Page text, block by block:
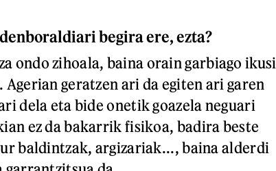
begira ere, ezta?
ondo zihoala, baina orain garbiago ikusi
geratzen ari da egiten ari garen
dela eta bide onetik goazela neguari
ez da bakarrik fisikoa, badira beste
baldintzak, argizariak..., baina alderdi